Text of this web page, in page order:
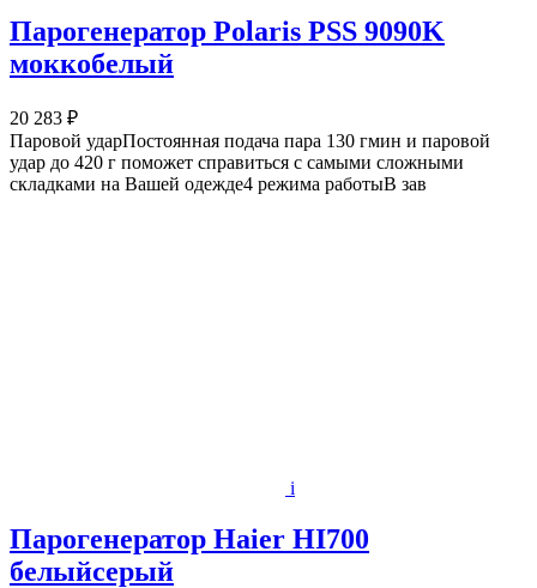
Парогенератор Polaris PSS 9090K
моккобелый
20 283 ₽
Паровой ударПостоянная подача пара 130 гмин и паровой
удар до 420 г поможет справиться с самыми сложными
складками на Вашей одежде4 режима работыВ зав
i
Парогенератор Haier HI700
белыйсерый